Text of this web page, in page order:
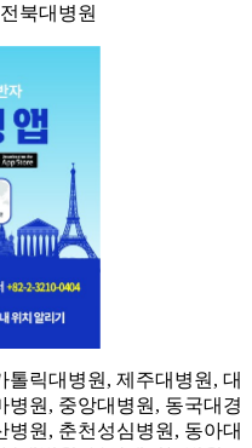
북대병원
릭대병원, 제주대병원, 대
원, 중앙대병원, 동국대경
원, 춘천성심병원, 동아대